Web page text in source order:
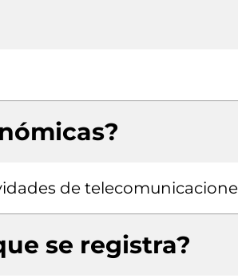
de
se registra?